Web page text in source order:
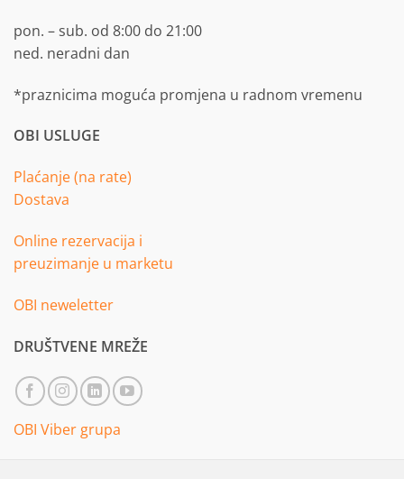
pon. – sub. od 8:00 do 21:00
ned. neradni dan
*praznicima moguća promjena u radnom vremenu
OBI USLUGE
Plaćanje (na rate)
Dostava
Online rezervacija i
preuzimanje u marketu
OBI neweletter
DRUŠTVENE MREŽE
OBI Viber grupa